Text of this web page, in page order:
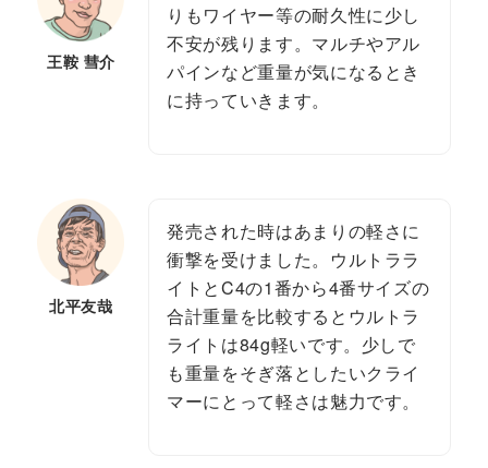
王鞍 彗介
りもワイヤー等の耐久性に少し
不安が残ります。マルチやアル
パインなど重量が気になるとき
に持っていきます。
北平友哉
発売された時はあまりの軽さに
衝撃を受けました。ウルトララ
イトとC4の1番から4番サイズの
合計重量を比較するとウルトラ
ライトは84g軽いです。少しで
も重量をそぎ落としたいクライ
マーにとって軽さは魅力です。